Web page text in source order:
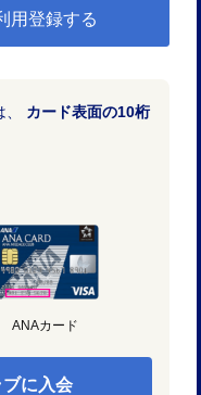
用登録する
カード表面の10桁
ANAカード
に入会